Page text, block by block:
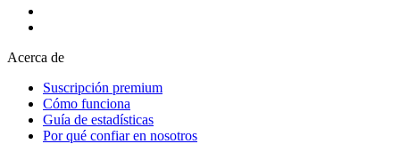
Acerca de
Suscripción premium
Cómo funciona
Guía de estadísticas
Por qué confiar en nosotros